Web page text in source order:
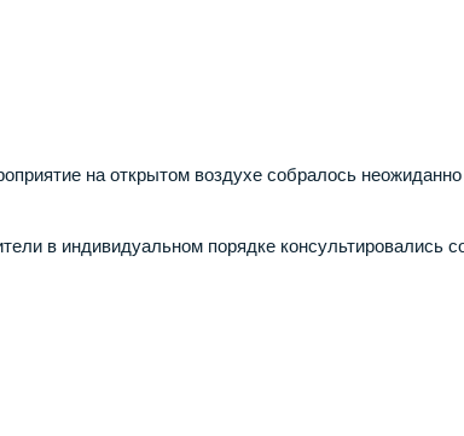
на открытом воздухе собралось неожиданно
в индивидуальном порядке консультировались